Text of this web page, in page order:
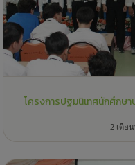
โครงการปฐมนิเทศนักศึกษ
2 เดือ